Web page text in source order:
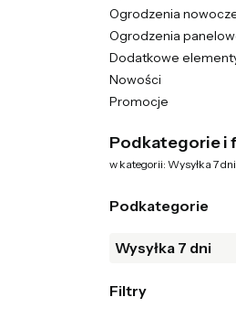
Ogrodzenia
Ogrodzenia
Dodatkowe
Nowości
Promocje
Podkategorie i
w kategorii: Wysyłka 7 dni
Podkategorie
Wysyłka 7 dni
Filtry